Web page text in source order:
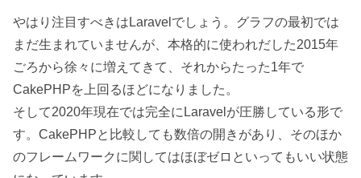
やはり注目すべきはLaravelでしょう。グラフの最初では
まだ生まれていませんが、本格的に使われだした2015年
ごろから徐々に増えてきて、それからたった1年で
CakePHPを上回るほどになりました。
そして2020年現在では完全にLaravelが圧勝している形で
す。CakePHPと比較しても数倍の開きがあり、そのほか
のフレームワークに関してはほぼゼロといってもいい状態